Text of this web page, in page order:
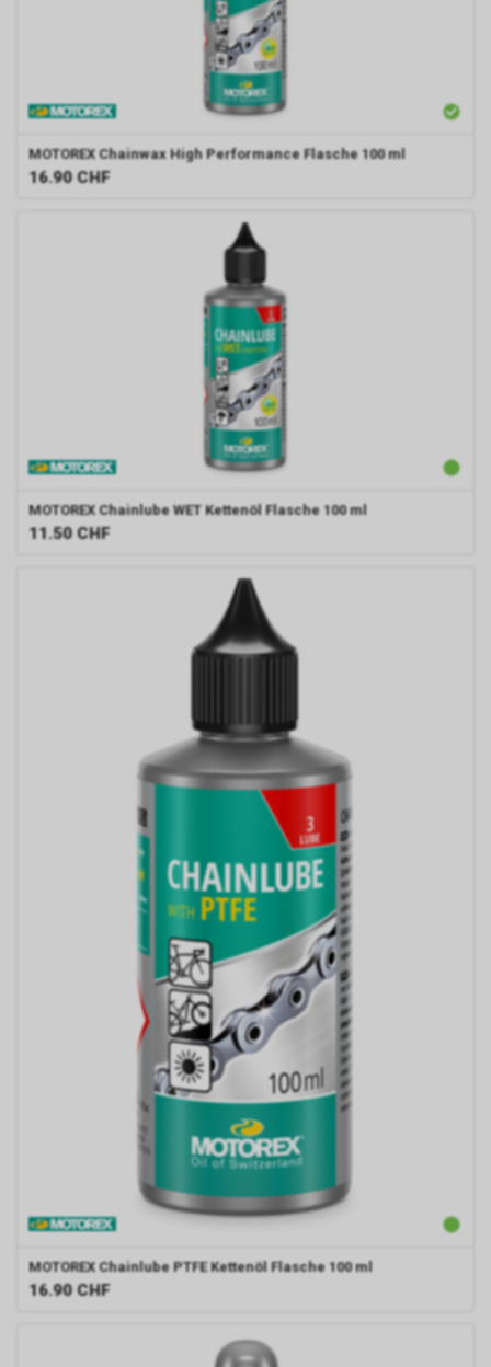
MOTOREX Chainwax High Performance Flasche 100 ml
16.90 CHF
MOTOREX Chainlube WET Kettenöl Flasche 100 ml
11.50 CHF
MOTOREX Chainlube PTFE Kettenöl Flasche 100 ml
16.90 CHF